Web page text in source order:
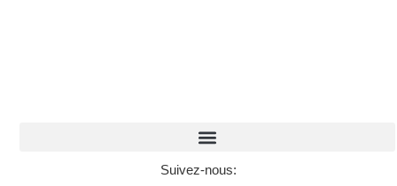
Suivez-nous: